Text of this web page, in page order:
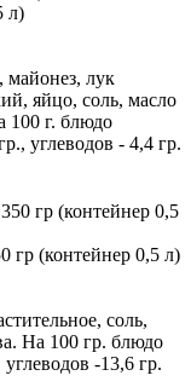
л)
майонез, лук
яйцо, соль, масло
100 г. блюдо
углеводов - 4,4 гр.
гр (контейнер 0,5 л)
соль,
На 100 гр. блюдо
-13,6 гр.